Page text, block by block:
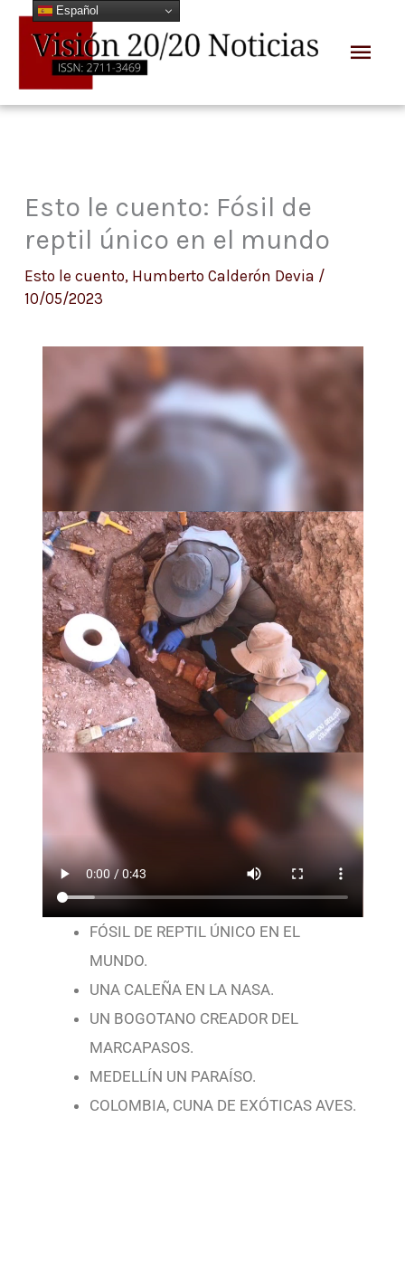
contenido
Esto le cuento: Fósil de
reptil único en el mundo
Esto le cuento, Humberto Calderón Devia /
10/05/2023
FÓSIL DE REPTIL ÚNICO EN EL
MUNDO.
UNA CALEÑA EN LA NASA.
UN BOGOTANO CREADOR DEL
MARCAPASOS.
MEDELLÍN UN PARAÍSO.
COLOMBIA, CUNA DE EXÓTICAS AVES.
Español